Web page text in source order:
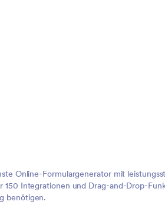
Online-Formulargenerator mit
150 Integrationen und Drag-and-Drop-
benötigen.